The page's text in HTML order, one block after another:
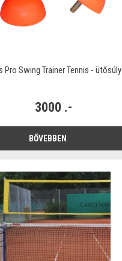
Pro Swing Trainer Tennis - ütősúly
3000 .-
BŐVEBBEN